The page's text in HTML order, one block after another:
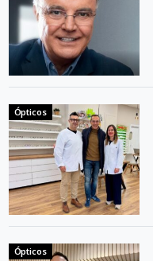
Ópticos
Ópticos